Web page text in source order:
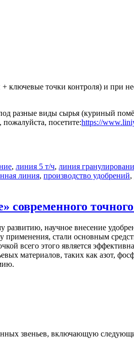
точки контроля) и при
разные виды сырья (куриный
посетите:https://
, линия 5 т/ч, линия
линия, производство удобрений,
современного
научное внесение
применения, стали основным
всего этого является
материалов, таких как азот,
звеньев, включающую